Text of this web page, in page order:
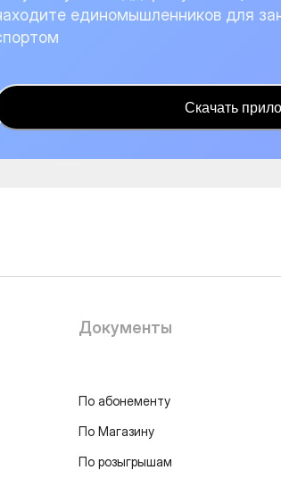
единомышленников для
Скачать
Документы
По абонементу
По Магазину
По розыгрышам